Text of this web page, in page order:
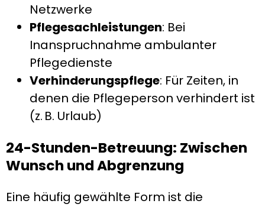
Netzwerke
Pflegesachleistungen: Bei
Inanspruchnahme ambulanter
Pflegedienste
Verhinderungspflege: Für Zeiten, in
denen die Pflegeperson verhindert ist
(z. B. Urlaub)
24-Stunden-Betreuung: Zwischen
Wunsch und Abgrenzung
Eine häufig gewählte Form ist die